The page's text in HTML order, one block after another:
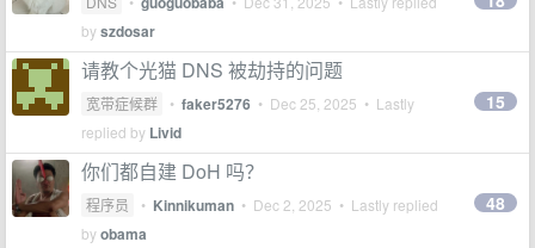
byszdosar
请教个光猫 DNS 被劫持的问题
宽带症候群 • faker5276 • Dec 25, 2025 • Lastly
replied by Livid
15
你们都自建 DoH 吗？
程序员 • Kinnikuman • Dec 2, 2025 • Lastly replied
byobama
48